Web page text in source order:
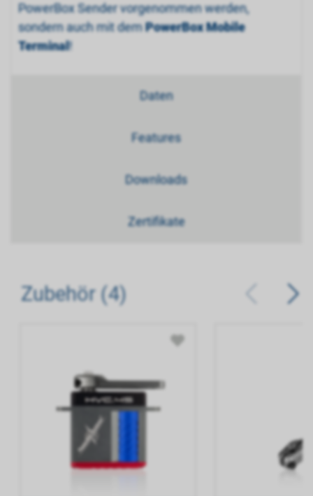
PowerBox Sender vorgenommen werden,
sondern auch mit demPowerBox Mobile
Terminal!
Daten
Features
Downloads
Zertifikate
Zubehör (4)